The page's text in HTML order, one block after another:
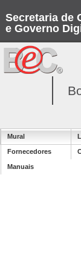
Secretaria de
e Governo
Mural
Fornecedores
Manuais